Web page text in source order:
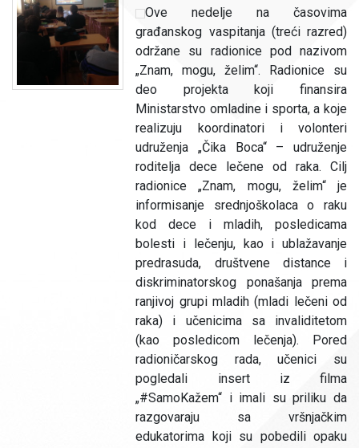
Ove nedelje na časovima
građanskog vaspitanja (treći razred)
održane su radionice pod nazivom
„Znam, mogu, želim“. Radionice su
deo projekta koji finansira
Ministarstvo omladine i sporta, a koje
realizuju koordinatori i volonteri
udruženja „Čika Boca“ – udruženje
roditelja dece lečene od raka. Cilj
radionice „Znam, mogu, želim“ je
informisanje srednjoškolaca o raku
kod dece i mladih, posledicama
bolesti i lečenju, kao i ublažavanje
predrasuda, društvene distance i
diskriminatorskog ponašanja prema
ranjivoj grupi mladih (mladi lečeni od
raka) i učenicima sa invaliditetom
(kao posledicom lečenja). Pored
radioničarskog rada, učenici su
pogledali insert iz filma
„#SamoKažem“ i imali su priliku da
razgovaraju sa vršnjačkim
edukatorima koji su pobedili opaku